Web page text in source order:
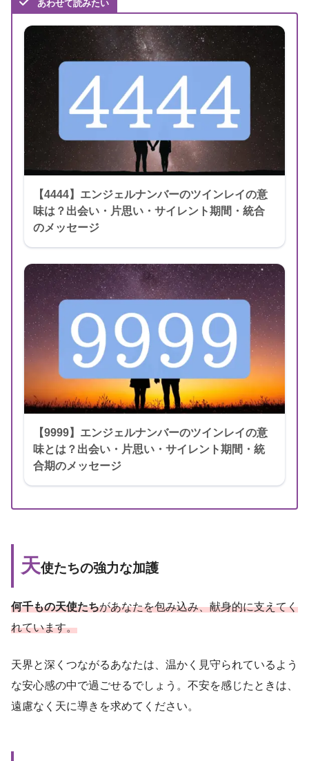
あわせて読みたい
【4444】エンジェルナンバーのツインレイの意
味は？出会い・片思い・サイレント期間・統合
のメッセージ
【9999】エンジェルナンバーのツインレイの意
味とは？出会い・片思い・サイレント期間・統
合期のメッセージ
天使たちの強力な加護
何千もの天使たちがあなたを包み込み、献身的に支えてく
れています。
天界と深くつながるあなたは、温かく見守られているよう
な安心感の中で過ごせるでしょう。不安を感じたときは、
遠慮なく天に導きを求めてください。